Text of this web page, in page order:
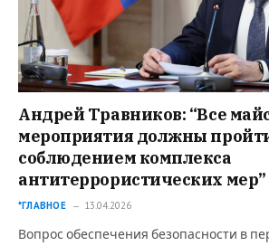
Андрей Травников: “Все
мероприятия должны
соблюдением комплекса
антитеррористических мер”
*ГЛАВНОЕ 13.04.2026
Вопрос обеспечения безопасности в